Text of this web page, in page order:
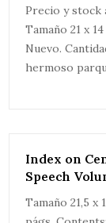
Precio y stock
Tamaño 21 x
Nuevo.
hermoso
Index on
Speech
Tamaño 21,5 x